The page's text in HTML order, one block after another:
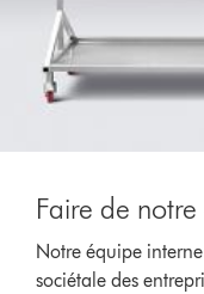
Faire de
Notre équipe
sociétale des